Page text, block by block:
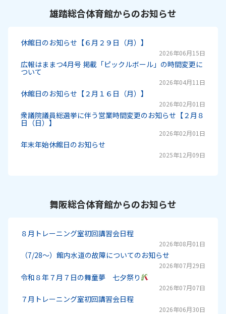
雄踏総合体育館からのお知らせ
休館日のお知らせ【６月２９日（月）】
2026年06月15日
広報はままつ4月号 掲載「ピックルボール」の時間変更に
ついて
2026年04月11日
休館日のお知らせ【２月１６日（月）】
2026年02月01日
衆議院議員総選挙に伴う営業時間変更のお知らせ【２月８
日（日）】
2026年02月01日
年末年始休館日のお知らせ
2025年12月09日
舞阪総合体育館からのお知らせ
８月トレーニング室初回講習会日程
2026年08月01日
（7/28～）館内水道の故障についてのお知らせ
2026年07月29日
令和８年７月７日の舞童夢 七夕祭り
2026年07月07日
７月トレーニング室初回講習会日程
2026年06月30日